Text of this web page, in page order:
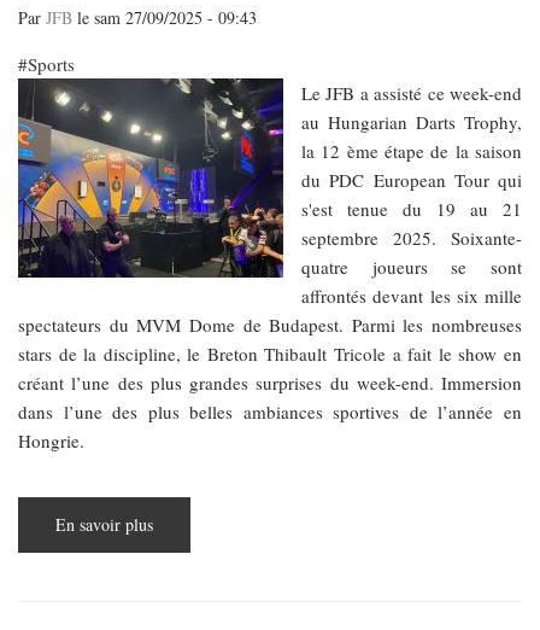
Par JFB le sam 27/09/2025 - 09:43
Sports
Le JFB a assisté ce week-end
au Hungarian Darts Trophy,
la 12 ème étape de la saison
du PDC European Tour qui
s'est tenue du 19 au 21
septembre 2025. Soixante-
quatre joueurs se sont
affrontés devant les six mille
spectateurs du MVM Dome de Budapest. Parmi les nombreuses
stars de la discipline, le Breton Thibault Tricole a fait le show en
créant l’une des plus grandes surprises du week-end. Immersion
dans l’une des plus belles ambiances sportives de l’année en
Hongrie.
En savoir plus
de